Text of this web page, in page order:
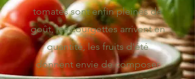
tomates sont enfin pleines de
goût, les courgettes arrivent en
quantité, les fruits d'été
donnent envie de composer